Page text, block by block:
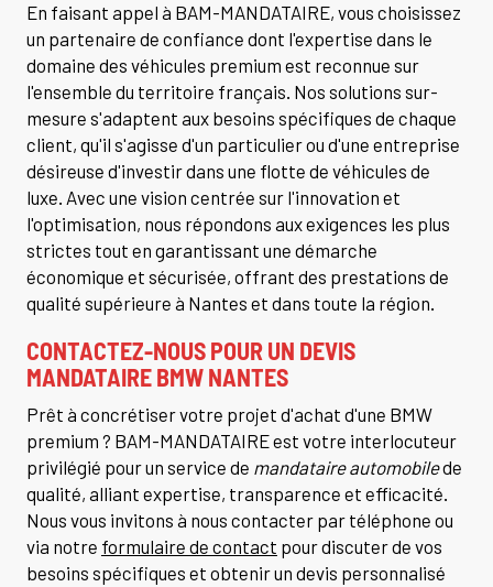
En faisant appel à BAM-MANDATAIRE, vous choisissez
un partenaire de confiance dont l'expertise dans le
domaine des véhicules premium est reconnue sur
l'ensemble du territoire français. Nos solutions sur-
mesure s'adaptent aux besoins spécifiques de chaque
client, qu'il s'agisse d'un particulier ou d'une entreprise
désireuse d'investir dans une flotte de véhicules de
luxe. Avec une vision centrée sur l'innovation et
l'optimisation, nous répondons aux exigences les plus
strictes tout en garantissant une démarche
économique et sécurisée, offrant des prestations de
qualité supérieure à Nantes et dans toute la région.
CONTACTEZ-NOUS POUR UN DEVIS
MANDATAIRE BMW NANTES
Prêt à concrétiser votre projet d'achat d'une BMW
premium ? BAM-MANDATAIRE est votre interlocuteur
privilégié pour un service de mandataire automobilede
qualité, alliant expertise, transparence et efficacité.
Nous vous invitons à nous contacter par téléphone ou
via notre formulaire de contact pour discuter de vos
besoins spécifiques et obtenir un devis personnalisé